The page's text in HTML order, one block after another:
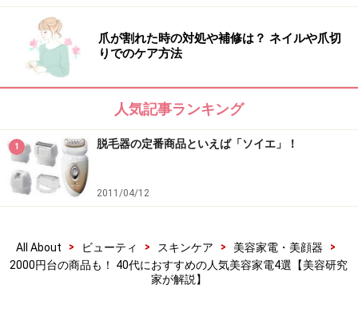
資生堂の先端皮膚科学研究に基づいて開発された「ブライ
ト ビューティー リフティング アクティベーター」
資生堂とヤーマンの合弁会社発のエイジングケア（※1）
ブランド「エフェクティム」の美顔器。独自のRF（ラジ
オ波）、EMS、電気パルス、導入波形、LEDの5大エネル
ギーを適切なバランスで肌に届けます。さらに、独自設
計のE字型の電極ヘッドが5大エネルギーを、手では届か
ない深層部にまで集中的に送り込むことが可能です。
本商品は、リフトモードとブライトモードの2つの機能
を搭載。どちらかのモードを選択してもたった6分でケ
アが終了するので、毎日忙しい人でも続けやすいのがメ
爪が割れた時の対処や補修は？ ネイルや爪切
りでのケア方法
人気記事ランキング
1 脱毛器の定番商品といえば「ソイエ」！
2011/04/12
All About > ビューティ > スキンケア > 美容家電・美顔器
>
2000円台の商品も！ 40代におすすめの人気美容家電4選【美容研究
家が解説】